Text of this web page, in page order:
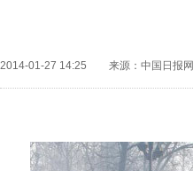
2014-01-27 14:25 来源：中国日报网